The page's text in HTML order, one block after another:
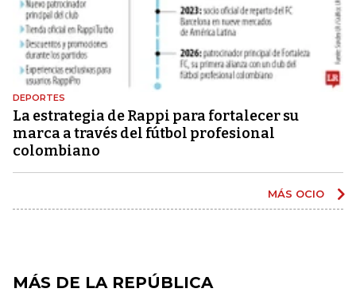
DEPORTES
La estrategia de Rappi para fortalecer su
marca a través del fútbol profesional
colombiano
MÁS OCIO
MÁS DE LA REPÚBLICA